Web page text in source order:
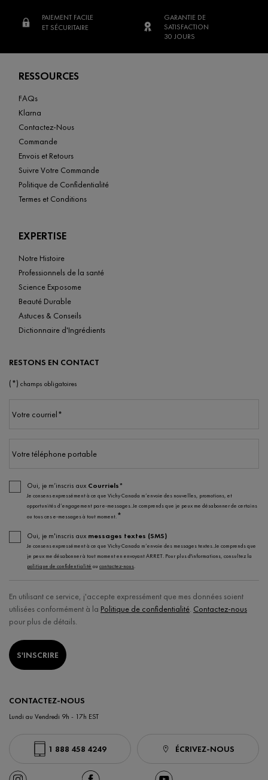
PAIEMENT FACILE
ET SÉCURITAIRE
GARANTIE DE
SATISFACTION
30 JOURS
RESSOURCES
FAQs
Klarna
Contactez-Nous
Commande
Envois et Retours
Suivre Votre Commande
Politique de Confidentialité
Termes et Conditions
EXPERTISE
Notre Histoire
Professionnels de la santé
Science Exposome
Beauté Durable
Astuces & Conseils
Dictionnaire d'Ingrédients
RESTONS EN CONTACT
(*) champs obligatoires
Votre courriel*
Votre téléphone portable
Oui, je m’inscris aux Courriels*
Je consens expressément à ce que Vichy Canada m’envoie des nouvelles, promotions, et
opportunités d’engagement par e-messages. Je comprends que je peux me désabonner de certains
ou tous ces e-messages à tout moment.*
Oui, je m'inscris aux messages textes (SMS)
Je consens expressément à ce que Vichy Canada m’envoie des messages textes. Je comprends que
je peux me désabonner à tout moment en envoyant ARRET. Pour plus d'informations, consultez la
politique de confidentialité ou contactez-nous.
En utilisant ce service, j'accepte expressément que mes données soient
utilisées conformément à la Politique de confidentialité. Contactez-nous
pour plus de détails.
S'INSCRIRE
CONTACTEZ-NOUS
Lundi au Vendredi 9h - 17h EST
1 888 458 4249 ÉCRIVEZ-NOUS